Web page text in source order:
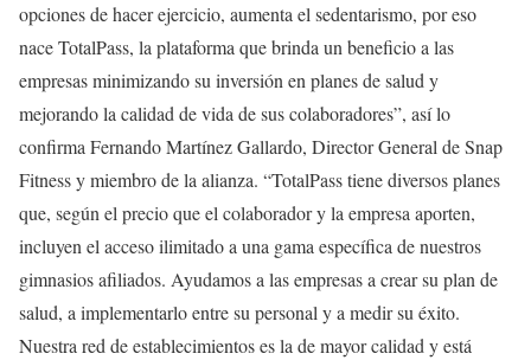
opciones de hacer ejercicio, aumenta el sedentarismo, por eso
nace TotalPass, la plataforma que brinda un beneficio a las
empresas minimizando su inversión en planes de salud y
mejorando la calidad de vida de sus colaboradores”, así lo
confirma Fernando Martínez Gallardo, Director General de Snap
Fitness y miembro de la alianza. “TotalPass tiene diversos planes
que, según el precio que el colaborador y la empresa aporten,
incluyen el acceso ilimitado a una gama específica de nuestros
gimnasios afiliados. Ayudamos a las empresas a crear su plan de
salud, a implementarlo entre su personal y a medir su éxito.
Nuestra red de establecimientos es la de mayor calidad y está